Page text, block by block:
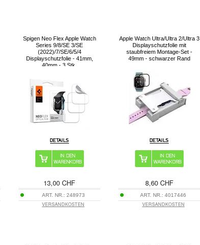
Spigen Neo Flex Apple Watch
Series 9/8/SE 3/SE
(2022)/7/SE/6/5/4
Displayschutzfolie - 41mm,
40mm - 3 Stk.
13,00 CHF
ART. NR.: 248973
VERSANDKOSTEN
Apple Watch Ultra/Ultra 2/Ultra 3
Displayschutzfolie mit
staubfreiem Montage-Set -
49mm - schwarzer Rand
8,60 CHF
ART. NR.:4017446
VERSANDKOSTEN